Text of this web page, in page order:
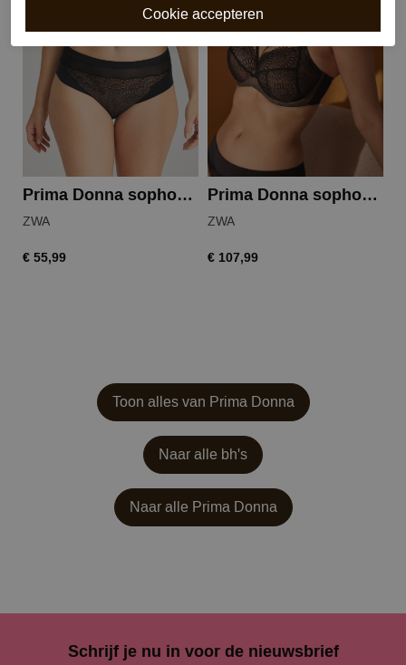
Prima Donna sophora full briefs
ZWA
€ 55,99
Prima Donna sophora full cup wire bra
ZWA
€ 107,99
Toon alles van Prima Donna
Naar alle bh's
Naar alle Prima Donna
Schrijf je nu in voor de nieuwsbrief